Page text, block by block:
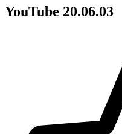
YouTube 20.06.03